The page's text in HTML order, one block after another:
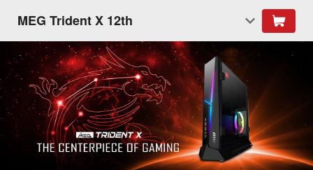
MEG Trident X 12th